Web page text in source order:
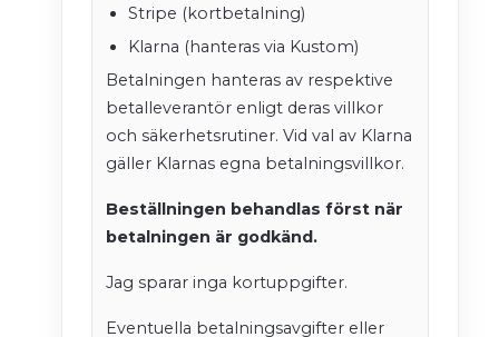
Stripe (kortbetalning)
Klarna (hanteras via Kustom)
Betalningen hanteras av respektive
betalleverantör enligt deras villkor
och säkerhetsrutiner. Vid val av Klarna
gäller Klarnas egna betalningsvillkor.
Beställningen behandlas först när
betalningen är godkänd.
Jag sparar inga kortuppgifter.
Eventuella betalningsavgifter eller